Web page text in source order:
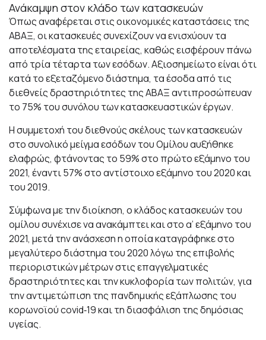
Ανάκαμψη στον κλάδο των κατασκευών
Όπως αναφέρεται στις οικονομικές καταστάσεις της
ΑΒΑΞ, οι κατασκευές συνεχίζουν να ενισχύουν τα
αποτελέσματα της εταιρείας, καθώς εισφέρουν πάνω
από τρία τέταρτα των εσόδων. Αξιοσημείωτο είναι ότι
κατά το εξεταζόμενο διάστημα, τα έσοδα από τις
διεθνείς δραστηριότητες της ΑΒΑΞ αντιπροσώπευαν
το 75% του συνόλου των κατασκευαστικών έργων.
Η συμμετοχή του διεθνούς σκέλους των κατασκευών
στο συνολικό μείγμα εσόδων του Ομίλου αυξήθηκε
ελαφρώς, φτάνοντας το 59% στο πρώτο εξάμηνο του
2021, έναντι 57% στο αντίστοιχο εξάμηνο του 2020 και
του 2019.
Σύμφωνα με την διοίκηση, ο κλάδος κατασκευών του
ομίλου συνέχισε να ανακάμπτει και στο α’ εξάμηνο του
2021, μετά την ανάσχεση η οποία καταγράφηκε στο
μεγαλύτερο διάστημα του 2020 λόγω της επιβολής
περιοριστικών μέτρων στις επαγγελματικές
δραστηριότητες και την κυκλοφορία των πολιτών, για
την αντιμετώπιση της πανδημικής εξάπλωσης του
κορωνοϊού covid‐19 και τη διασφάλιση της δημόσιας
υγείας.